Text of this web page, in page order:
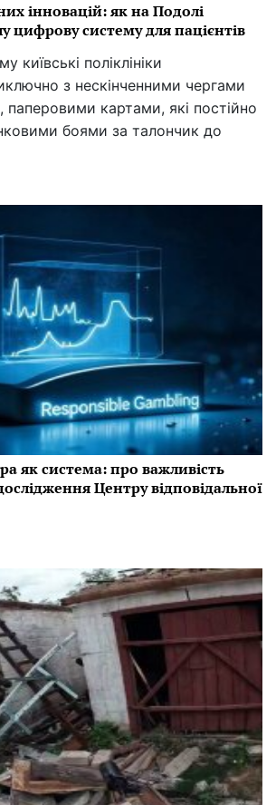
інновацій: як на Подолі
цифрову систему для пацієнтів
київські поліклініки
з нескінченними чергами
паперовими картами, які постійно
боями за талончик до
як система: про важливість
Центру відповідальної